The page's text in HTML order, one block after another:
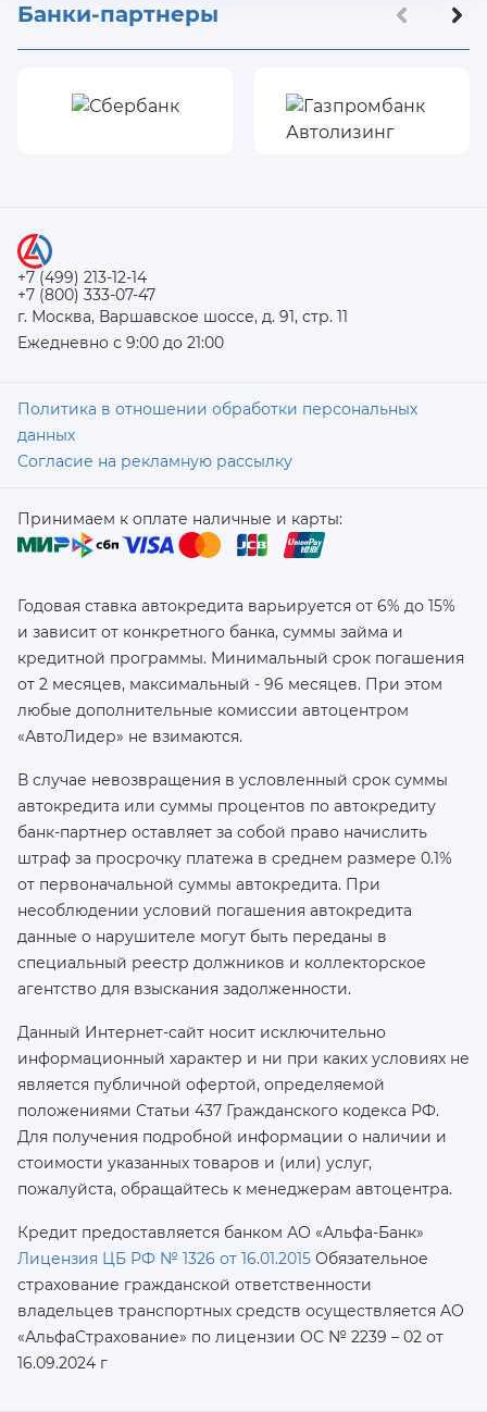
Банки-партнеры
+7 (499) 213-12-14
+7 (800) 333-07-47
г. Москва, Варшавское шоссе, д. 91, стр. 11
Ежедневно с 9:00 до 21:00
Политика в отношении обработки персональных
данных
Согласие на рекламную рассылку
Принимаем к оплате наличные и карты:
Годовая ставка автокредита варьируется от 6% до 15%
и зависит от конкретного банка, суммы займа и
кредитной программы. Минимальный срок погашения
от 2 месяцев, максимальный - 96 месяцев. При этом
любые дополнительные комиссии автоцентром
«АвтоЛидер» не взимаются.
В случае невозвращения в условленный срок суммы
автокредита или суммы процентов по автокредиту
банк-партнер оставляет за собой право начислить
штраф за просрочку платежа в среднем размере 0.1%
от первоначальной суммы автокредита. При
несоблюдении условий погашения автокредита
данные о нарушителе могут быть переданы в
специальный реестр должников и коллекторское
агентство для взыскания задолженности.
Данный Интернет-сайт носит исключительно
информационный характер и ни при каких условиях не
является публичной офертой, определяемой
положениями Статьи 437 Гражданского кодекса РФ.
Для получения подробной информации о наличии и
стоимости указанных товаров и (или) услуг,
пожалуйста, обращайтесь к менеджерам автоцентра.
Кредит предоставляется банком АО «Альфа-Банк»
Лицензия ЦБ РФ № 1326 от 16.01.2015 Обязательное
страхование гражданской ответственности
владельцев транспортных средств осуществляется AO
«АльфаСтрахование» по лицензии ОС № 2239 – 02 от
16.09.2024 г